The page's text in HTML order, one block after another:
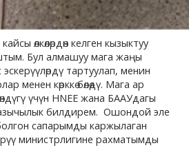
өлкөлөрдөн келген кызыктуу
Бул алмашуу мага жаңы
тартуулап, менин
менен көрккө бөлөдү. Мага ар
үчүн HNEE жана БААУдагы
билдирем. Ошондой эле
сапарымды каржылаган
министрлигине рахматымды